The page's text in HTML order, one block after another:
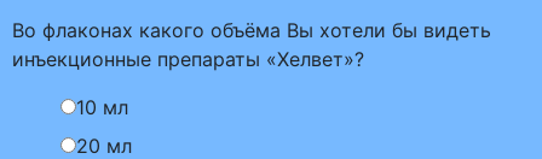
Во флаконах какого объёма Вы хотели бы видеть
инъекционные препараты «Хелвет»?
10 мл
20 мл